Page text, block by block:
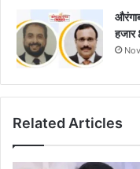
हजार
Related Articles